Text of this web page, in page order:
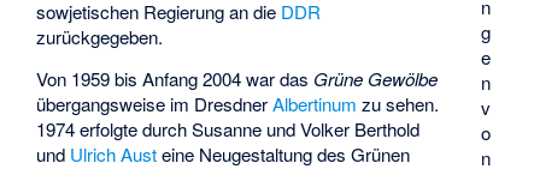
n
g
e
n
v
o
n
sowjetischen Regierung an die DDR
zurückgegeben.
Von 1959 bis Anfang 2004 war das Grüne Gewölbe
übergangsweise im DresdnerAlbertinum zu sehen.
1974 erfolgte durchSusanne undVolker Berthold
und Ulrich Austeine Neugestaltung des Grünen